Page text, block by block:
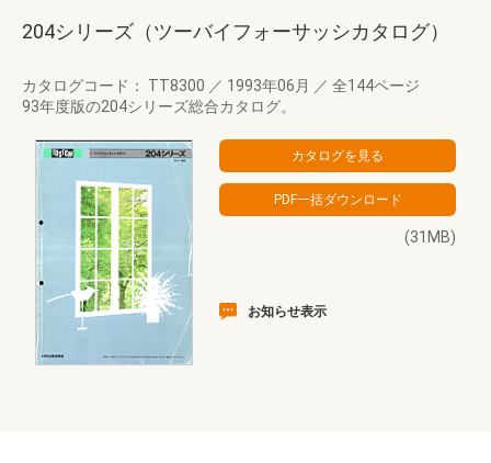
204シリーズ（ツーバイフォーサッシカタログ）
カタログコード： TT8300 ／ 1993年06月 ／ 全144ページ
93年度版の204シリーズ総合カタログ。
(31MB)
お知らせ表示